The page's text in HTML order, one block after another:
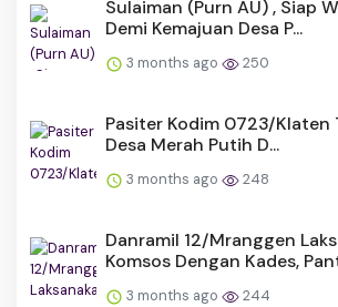
Sulaiman (Purn AU) , Siap
Demi Kemajuan Desa P...
3 months ago 250
Pasiter Kodim 0723/Klaten
Desa Merah Putih D...
3 months ago 248
Danramil 12/Mranggen
Komsos Dengan Kades,
3 months ago 244